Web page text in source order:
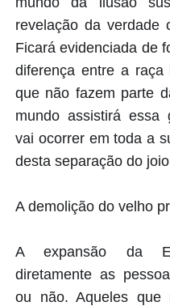
revelação da verdade
Ficará evidenciada de
diferença entre a
que não fazem parte
mundo assistirá essa
vai ocorrer em toda a
desta separação do
A demolição do velho
A expansão da
diretamente as
ou não. Aqueles que